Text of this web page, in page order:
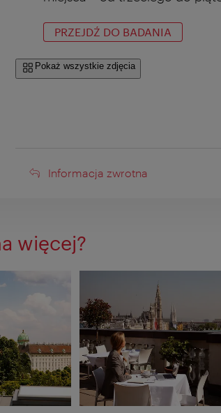
PRZEJDŹ DO BADANIA
Pokaż wszystkie zdjęcia
Informacja
Informacja zwrotna
więcej?